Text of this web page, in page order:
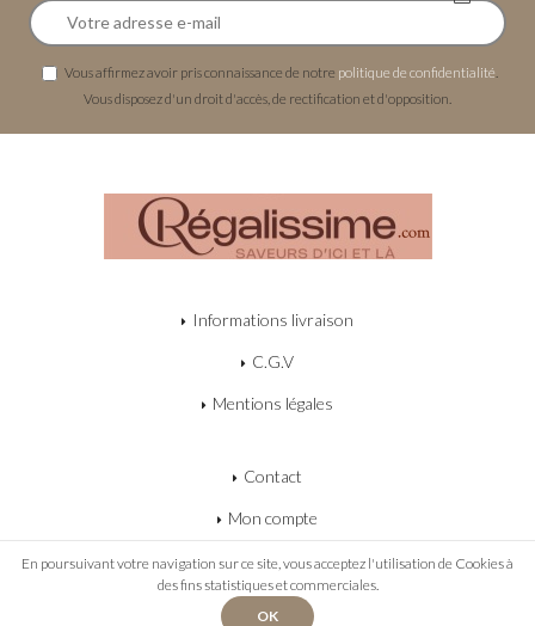
Vous affirmez avoir pris connaissance de notre politique de confidentialité
Vous disposez d'un droit d'accès, de rectification et d'opposition.
Informations livraison
C.G.V
Mentions légales
Contact
Mon compte
Mon panier
En poursuivant votre navigation sur ce site, vous acceptez l'utilisation de Cookies à
des fins statistiques et commerciales.
OK